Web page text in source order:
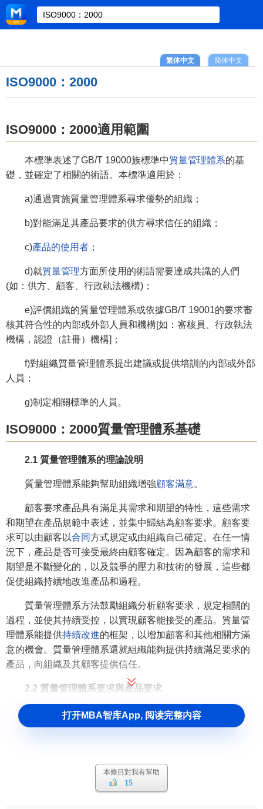
简体中文
繁体中文
ISO9000：2000
ISO9000：2000適用範圍
本標準表述了GB/T 19000族標準中質量管理體系的基
礎，並確定了相關的術語。本標準適用於：
a)通過實施質量管理體系尋求優勢的組織；
b)對能滿足其產品要求的供方尋求信任的組織；
c)產品的使用者 ；
d)就質量管理方面所使用的術語需要達成共識的人們
(如：供方、顧客、行政執法機構)；
e)評價組織的質量管理體系或依據GB/T 19001的要求審
核其符合性的內部或外部人員和機構[如：審核員、行政執法
機構，認證（註冊）機構]；
f)對組織質量管理體系提出建議或提供培訓的內部或外部
人員；
g)制定相關標準的人員。
ISO9000：2000質量管理體系基礎
2.1 質量管理體系的理論說明
質量管理體系能夠幫助組織增強顧客滿意。
顧客要求產品具有滿足其需求和期望的特性，這些需求
和期望在產品規範中表述，並集中歸結為顧客要求。顧客要
求可以由顧客以合同方式規定或由組織自己確定。在任一情
況下，產品是否可接受最終由顧客確定。因為顧客的需求和
期望是不斷變化的，以及競爭的壓力和技術的發展，這些都
促使組織持續地改進產品和過程。
質量管理體系方法鼓勵組織分析顧客要求，規定相關的
過程，並使其持續受控，以實現顧客能接受的產品。質量管
理體系能提供持續改進的框架，以增加顧客和其他相關方滿
意的機會。質量管理體系還就組織能夠提供持續滿足要求的
產品，向組織及其顧客提供信任。
2.2 質量管理體系要求與產品要求
GB/T 19000族標準區分了質量管理體系要求與產品要
求。
求是通用的，適用於所有行業或經濟領域，不論其提供何種
類別的產品。GB/T 19001本身並不規定產品要求。
打开MBA智库App, 阅读完整内容
本條目對我有幫助
15